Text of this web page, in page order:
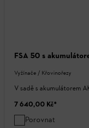
FSA 50 s
Vyžínače / Křovinořezy
V sadě s akumulátorem
7 640,00 Kč*
Porovnat